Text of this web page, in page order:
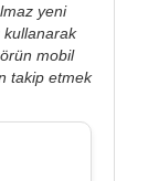
yeni
kullanarak
mobil
takip etmek